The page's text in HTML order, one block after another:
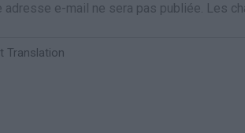
adresse e-mail ne sera pas publiée. Les